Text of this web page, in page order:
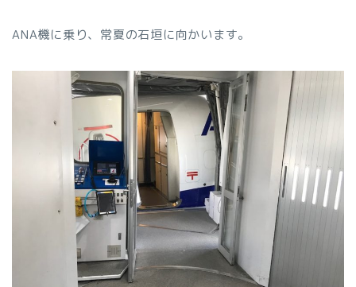
ANA機に乗り、常夏の石垣に向かいます。